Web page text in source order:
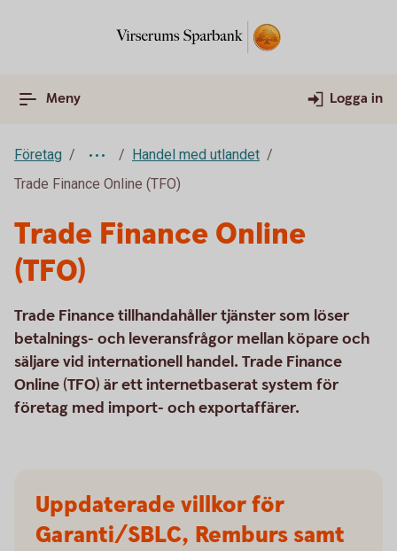
Meny Logga in
Företag
Handel med utlandet
Trade Finance Online (TFO)
Trade Finance Online
(TFO)
Trade Finance tillhandahåller tjänster som löser
betalnings- och leveransfrågor mellan köpare och
säljare vid internationell handel. Trade Finance
Online (TFO) är ett internetbaserat system för
företag med import- och exportaffärer.
Uppdaterade villkor för
Garanti/SBLC, Remburs samt